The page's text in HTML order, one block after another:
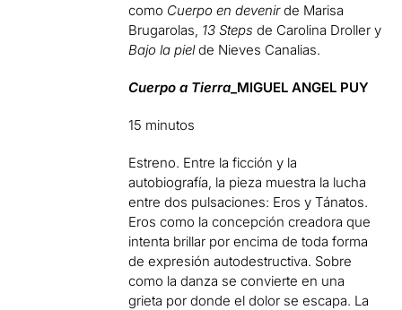
como Cuerpo en devenirde Marisa
Brugarolas, 13 Steps de Carolina Droller y
Bajo la pielde Nieves Canalias.
Cuerpo a Tierra _MIGUEL ANGEL PUY
15 minutos
Estreno. Entre la ficción y la
autobiografía, la pieza muestra la lucha
entre dos pulsaciones: Eros y Tánatos.
Eros como la concepción creadora que
intenta brillar por encima de toda forma
de expresión autodestructiva. Sobre
como la danza se convierte en una
grieta por donde el dolor se escapa. La